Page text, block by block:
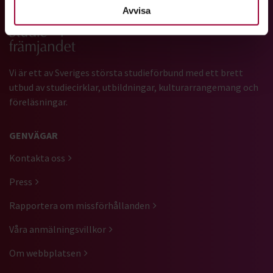
Avvisa
Gå till studiefrämjandets startsida
Vi är ett av Sveriges största studieförbund med ett brett
utbud av studiecirklar, utbildningar, kulturarrangemang och
föreläsningar.
GENVÄGAR
Kontakta oss
Press
Rapportera om missförhållanden
Våra anmälningsvillkor
Om webbplatsen